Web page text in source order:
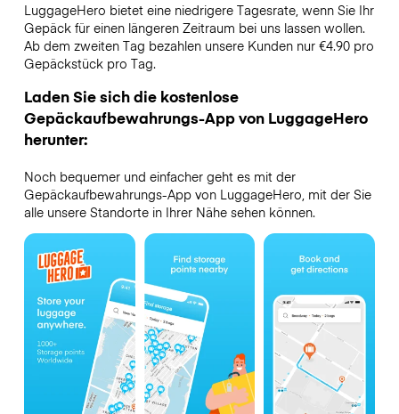
LuggageHero bietet eine niedrigere Tagesrate, wenn Sie Ihr
Gepäck für einen längeren Zeitraum bei uns lassen wollen.
Ab dem zweiten Tag bezahlen unsere Kunden nur €4.90 pro
Gepäckstück pro Tag.
Laden Sie sich die kostenlose
Gepäckaufbewahrungs-App von LuggageHero
herunter:
Noch bequemer und einfacher geht es mit der
Gepäckaufbewahrungs-App von LuggageHero, mit der Sie
alle unsere Standorte in Ihrer Nähe sehen können.